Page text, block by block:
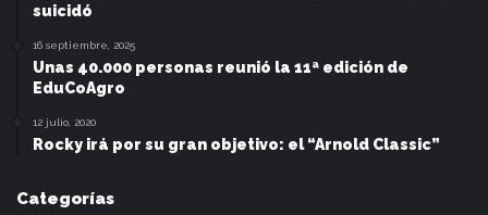
suicidó
16 septiembre, 2025
Unas 40.000 personas reunió la 11ª edición de
EduCoAgro
12 julio, 2020
Rocky irá por su gran objetivo: el “Arnold Classic”
Categorías